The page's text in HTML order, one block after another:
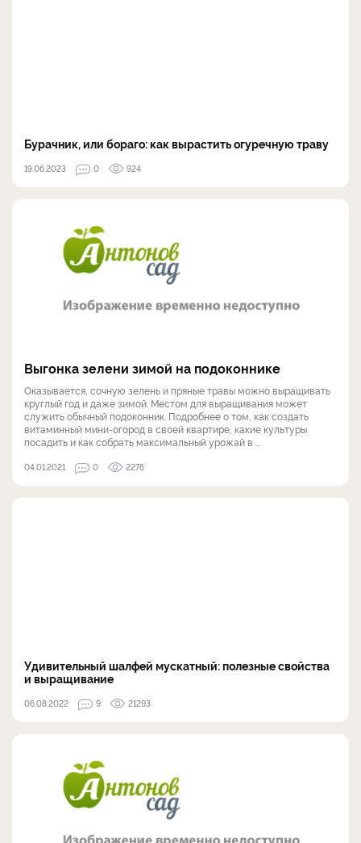
Бурачник, или бораго: как вырастить огуречную траву
19.06.2023 0 924
Выгонка зелени зимой на подоконнике
Оказывается, сочную зелень и пряные травы можно выращивать
круглый год и даже зимой. Местом для выращивания может
служить обычный подоконник. Подробнее о том, как создать
витаминный мини-огород в своей квартире, какие культуры
посадить и как собрать максимальный урожай в ...
04.01.2021 0 2276
Удивительный шалфей мускатный: полезные свойства
и выращивание
06.08.2022 9 21293